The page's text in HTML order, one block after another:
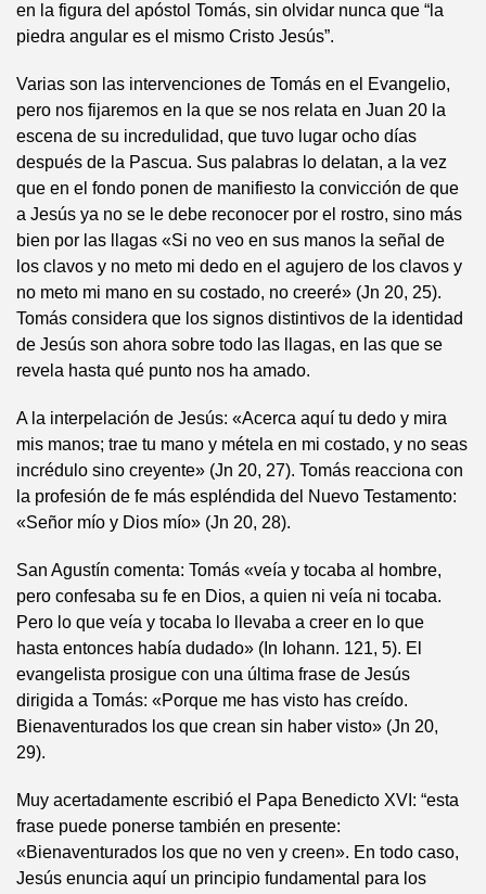
en la figura del apóstol Tomás, sin olvidar nunca que “la
piedra angular es el mismo Cristo Jesús”.
Varias son las intervenciones de Tomás en el Evangelio,
pero nos fijaremos en la que se nos relata en Juan 20 la
escena de su incredulidad, que tuvo lugar ocho días
después de la Pascua. Sus palabras lo delatan, a la vez
que en el fondo ponen de manifiesto la convicción de que
a Jesús ya no se le debe reconocer por el rostro, sino más
bien por las llagas «Si no veo en sus manos la señal de
los clavos y no meto mi dedo en el agujero de los clavos y
no meto mi mano en su costado, no creeré» (Jn 20, 25).
Tomás considera que los signos distintivos de la identidad
de Jesús son ahora sobre todo las llagas, en las que se
revela hasta qué punto nos ha amado.
A la interpelación de Jesús: «Acerca aquí tu dedo y mira
mis manos; trae tu mano y métela en mi costado, y no seas
incrédulo sino creyente» (Jn 20, 27). Tomás reacciona con
la profesión de fe más espléndida del Nuevo Testamento:
«Señor mío y Dios mío» (Jn 20, 28).
San Agustín comenta: Tomás «veía y tocaba al hombre,
pero confesaba su fe en Dios, a quien ni veía ni tocaba.
Pero lo que veía y tocaba lo llevaba a creer en lo que
hasta entonces había dudado» (In Iohann. 121, 5). El
evangelista prosigue con una última frase de Jesús
dirigida a Tomás: «Porque me has visto has creído.
Bienaventurados los que crean sin haber visto» (Jn 20,
29).
Muy acertadamente escribió el Papa Benedicto XVI: “esta
frase puede ponerse también en presente:
«Bienaventurados los que no ven y creen». En todo caso,
Jesús enuncia aquí un principio fundamental para los